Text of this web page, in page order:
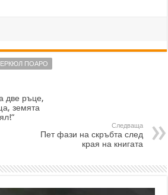
ЕРКЮЛ ПОАРО
две ръце,
земята
Следваща
Пет фази на скръбта след
края на книгата